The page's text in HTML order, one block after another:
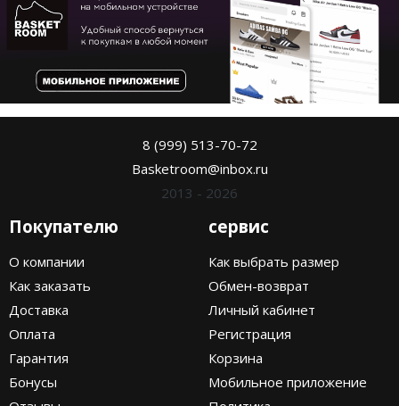
8 (999) 513-70-72
Basketroom@inbox.ru
2013 - 2026
Покупателю
О компании
Как заказать
Доставка
Оплата
Гарантия
Бонусы
сервис
Как выбрать размер
Обмен-возврат
Личный кабинет
Регистрация
Корзина
Мобильное приложение